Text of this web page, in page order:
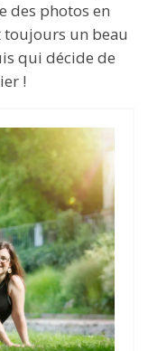
des photos en
un beau
qui décide de
!